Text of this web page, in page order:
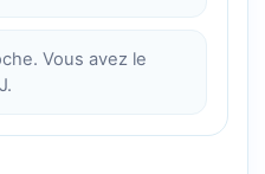
Vous avez le